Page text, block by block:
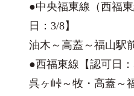
​●中央福東線（西福
日：3/8】
油木～高蓋～福山駅
●西福東線【認可日：
呉ヶ峠～牧・高蓋～